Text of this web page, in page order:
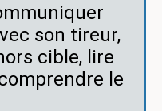
son tireur,
cible, lire
le